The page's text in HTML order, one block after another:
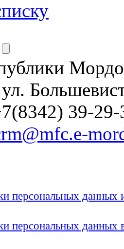
39-29-
персональных
персональных